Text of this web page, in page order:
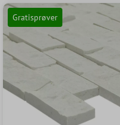
Gratisprøver